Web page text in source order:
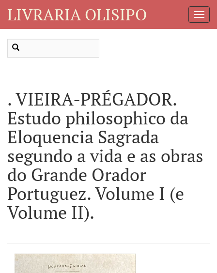
LIVRARIA OLISIPO
. VIEIRA-PRÉGADOR.
Estudo philosophico da
Eloquencia Sagrada
segundo a vida e as obras
do Grande Orador
Portuguez. Volume I (e
Volume II).